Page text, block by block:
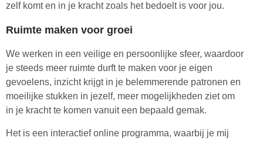
zelf komt en in je kracht zoals het bedoelt is voor jou.
Ruimte maken voor groei
We werken in een veilige en persoonlijke sfeer, waardoor
je steeds meer ruimte durft te maken voor je eigen
gevoelens, inzicht krijgt in je belemmerende patronen en
moeilijke stukken in jezelf, meer mogelijkheden ziet om
in je kracht te komen vanuit een bepaald gemak.
Het is een interactief online programma, waarbij je mij